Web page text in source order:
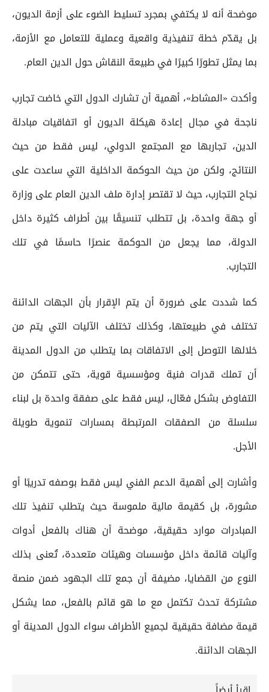
موضحة أنه لا يكتفي بمجرد تسليط الضوء على أزمة الديون،
بل يقدّم خطة تنفيذية واقعية وعملية للتعامل مع الأزمة،
بما يمثل تطورًا كبيرًا في طبيعة النقاش حول الدين العام.
وأكدت «المشاط»، أهمية أن تشارك الدول التي خاضت تجارب
ناجحة في مجال إعادة هيكلة الديون أو اتفاقيات مبادلة
الدين، تجاربها مع المجتمع الدولي، ليس فقط من حيث
النتائج، ولكن من حيث الحوكمة الداخلية التي ساعدت على
نجاح التجارب، حيث لا تقتصر إدارة ملف الدين العام على وزارة
أو جهة واحدة، بل تتطلب تنسيقًا بين أطراف كثيرة داخل
الدولة، مما يجعل من الحوكمة عنصرًا حاسمًا في تلك
التجارب.
كما شددت على ضرورة أن يتم الإقرار بأن الجهات الدائنة
تختلف في طبيعتها، وكذلك تختلف الآليات التي يتم من
خلالها التوصل إلى الاتفاقات بما يتطلب من الدول المدينة
أن تملك قدرات فنية ومؤسسية قوية، حتى تتمكن من
التفاوض بشكل فعّال، ليس فقط على صفقة واحدة بل لبناء
سلسلة من الصفقات المرتبطة بمسارات تنموية طويلة
الأجل.
وأشارت إلى أهمية الدعم الفني ليس فقط بوصفه تدريبًا أو
مشورة، بل كقيمة مالية ملموسة حيث يتطلب تنفيذ تلك
المبادرات موارد حقيقية، موضحة أن هناك بالفعل أدوات
وآليات قائمة داخل مؤسسات وهيئات متعددة، تُعنى بذلك
النوع من القضايا، مضيفة أن جمع تلك الجهود ضمن منصة
مشتركة تحدث تكتمل مع ما هو قائم بالفعل، مما يشكل
قيمة مضافة حقيقية لجميع الأطراف سواء الدول المدينة أو
الجهات الدائنة.